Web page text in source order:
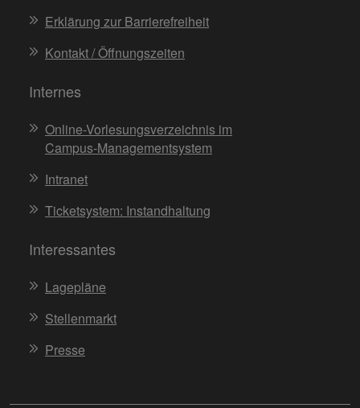
Erklärung zur Barrierefreiheit
Kontakt / Öffnungszeiten
Internes
Online-Vorlesungsverzeichnis im
Campus-Managementsystem
Intranet
Ticketsystem: Instandhaltung
Interessantes
Lagepläne
Stellenmarkt
Presse